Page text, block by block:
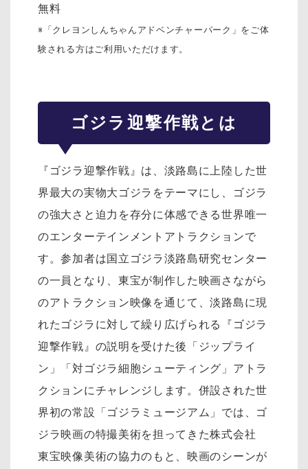
無料
※「クレヨンしんちゃんアドベンチャーパーク」をご体
験される方はご利用いただけます。
ゴジラ迎撃作戦とは
『ゴジラ迎撃作戦』は、淡路島に上陸した世
界最大の実物大ゴジラをテーマにし、ゴジラ
の強大さと迫力を存分に体感できる世界唯一
のエンターテインメントアトラクションで
す。参加者は国立ゴジラ淡路島研究センター
の一員となり、東宝が制作した映画さながら
のアトラクション映像を通じて、淡路島に現
れたゴジラに対して繰り広げられる『ゴジラ
迎撃作戦』の説明を受けた後「ジップライ
ン」「対ゴジラ細胞シューティング」アトラ
クションにチャレンジします。併設された世
界初の常設「ゴジラミュージアム」では、ゴ
ジラ映画の特撮美術を担ってきた株式会社
東宝映像美術の協力のもと、映画のシーンが